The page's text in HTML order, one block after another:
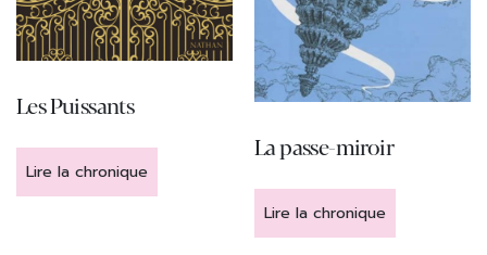
Les Puissants
Lire la chronique
La passe-miroir
Lire la chronique